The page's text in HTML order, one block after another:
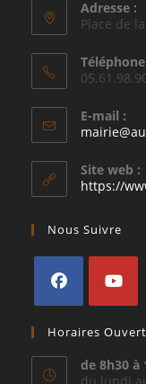
Adresse :
Place de
E-mail :
Site web :
https://
Nous Suivre
dans
un
dans
un
Horaires
de 8h30 à